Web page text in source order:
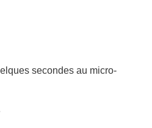
secondes au micro-